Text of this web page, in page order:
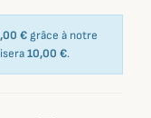
€ grâce à notre
10,00 €.